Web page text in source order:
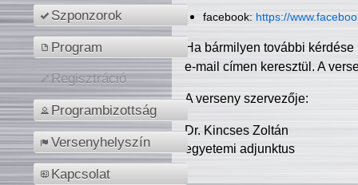
Szponzorok
Program
Regisztráció
Programbizottság
Versenyhelyszín
Kapcsolat
facebook: https://
Ha bármilyen további
e-mail címen keresztül. A
A verseny szervezője:
Dr. Kincses Zoltán
egyetemi adjunktus